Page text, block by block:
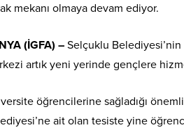
mekanı olmaya devam ediyor.
(İGFA) – Selçuklu
artık yeni yerinde gençlere
öğrencilerine sağladığı
ait olan tesiste yine